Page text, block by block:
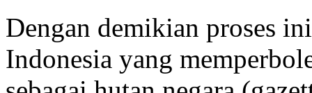
Dengan demikian proses
Indonesia yang